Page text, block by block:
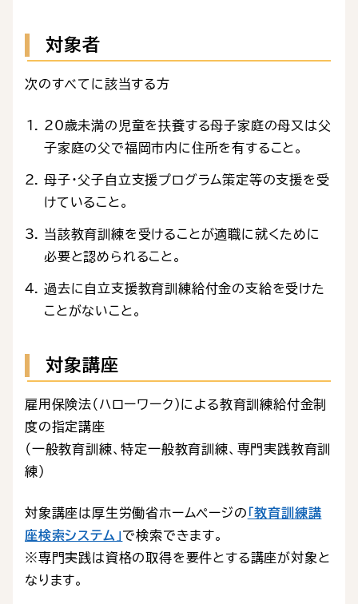
対象者
次のすべてに該当する方
20歳未満の児童を扶養する母子家庭の母又は父
子家庭の父で福岡市内に住所を有すること。
母子・父子自立支援プログラム策定等の支援を受
けていること。
当該教育訓練を受けることが適職に就くために
必要と認められること。
過去に自立支援教育訓練給付金の支給を受けた
ことがないこと。
対象講座
雇用保険法（ハローワーク）による教育訓練給付金制
度の指定講座
（一般教育訓練、特定一般教育訓練、専門実践教育訓
練）
対象講座は厚生労働省ホームページの
「教育訓練講
座検索システム」で検索できます。
※専門実践は資格の取得を要件とする講座が対象と
なります。